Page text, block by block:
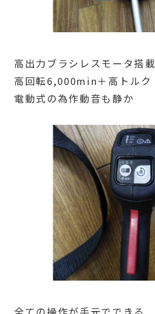
高出力ブラシレスモータ搭載
高回転6,000min＋高トルク
電動式の為作動音も静か